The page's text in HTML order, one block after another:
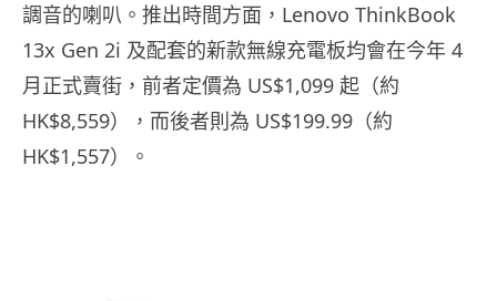
調音的喇叭。推出時間方面，Lenovo ThinkBook
13x Gen 2i 及配套的新款無線充電板均會在今年 4
月正式賣街，前者定價為 US$1,099 起（約
HK$8,559），而後者則為 US$199.99（約
HK$1,557）。